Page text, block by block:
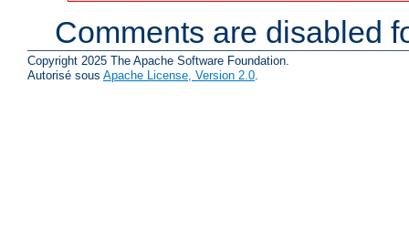
Comments are disabled
Copyright 2025 The Apache Software Foundation.
Autorisé sous Apache License, Version 2.0